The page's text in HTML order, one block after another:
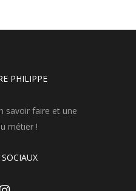
PHILIPPE
savoir faire et une
métier !
SOCIAUX